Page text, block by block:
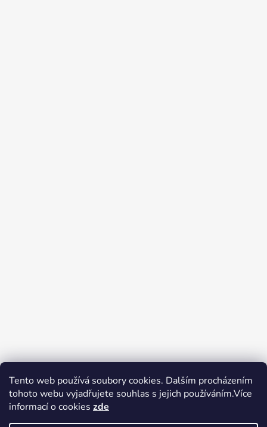
Tento web používá soubory cookies. Dalším procházením
tohoto webu vyjadřujete souhlas s jejich používáním.Více
informací o cookies zde
Zboží.cz Heureka.cz Voňavé dárky